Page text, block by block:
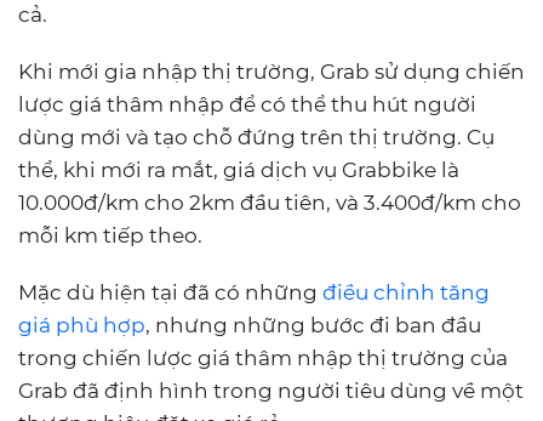
cả.
Khi mới gia nhập thị trường, Grab sử dụng chiến
lược giá thâm nhập để có thể thu hút người
dùng mới và tạo chỗ đứng trên thị trường. Cụ
thể, khi mới ra mắt, giá dịch vụ Grabbike là
10.000đ/km cho 2km đầu tiên, và 3.400đ/km cho
mỗi km tiếp theo.
Mặc dù hiện tại đã có những điều chỉnh tăng
giá phù hợp, nhưng những bước đi ban đầu
trong chiến lược giá thâm nhập thị trường của
Grab đã định hình trong người tiêu dùng về một